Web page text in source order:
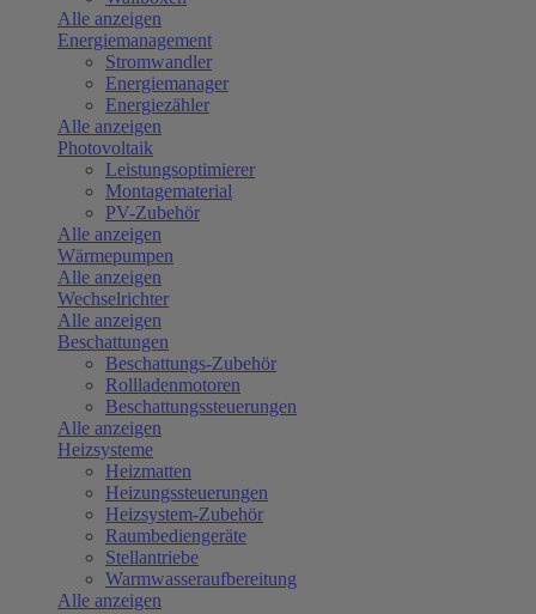
Alle anzeigen
Energiemanagement
Stromwandler
Energiemanager
Energiezähler
Alle anzeigen
Photovoltaik
Leistungsoptimierer
Montagematerial
PV-Zubehör
Alle anzeigen
Wärmepumpen
Alle anzeigen
Wechselrichter
Alle anzeigen
Beschattungen
Beschattungs-Zubehör
Rollladenmotoren
Beschattungssteuerungen
Alle anzeigen
Heizsysteme
Heizmatten
Heizungssteuerungen
Heizsystem-Zubehör
Raumbediengeräte
Stellantriebe
Warmwasseraufbereitung
Alle anzeigen